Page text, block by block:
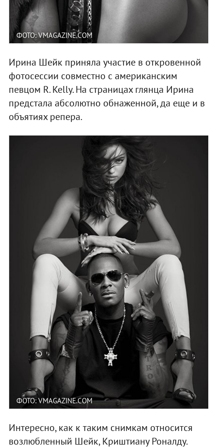
ФОТО: VMAGAZINE.COM
Ирина Шейк приняла участие в откровенной
фотосессии совместно с американским
певцом R. Kelly. На страницах глянца Ирина
предстала абсолютно обнаженной, да еще и в
объятиях репера.
ФОТО: VMAGAZINE.COM
Интересно, как к таким снимкам относится
возлюбленный Шейк, Криштиану Роналду.